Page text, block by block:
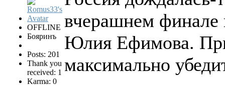
OFFLINE
Бояринъ
Posts: 201
Thank you
received: 1
Karma: 0
вчерашнем финале
Юлия Ефимова.
максимально